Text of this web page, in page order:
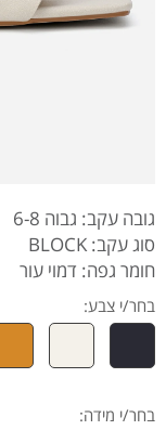
גובה עקב: גבוה 6-8
סוג עקב: BLOCK
חומר גפה: דמוי עור
בחר/י צבע:
בחר/י מידה: